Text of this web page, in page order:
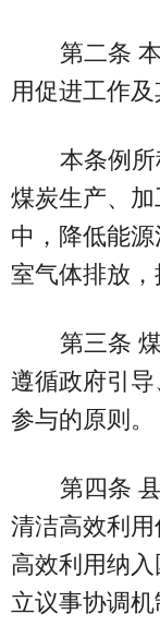
第二条
用促进工作及
本条例
煤炭生产、
中，降低能
室气体排放，
第三条
遵循政府引
参与的原则。
第四条
清洁高效利
高效利用纳
立议事协调